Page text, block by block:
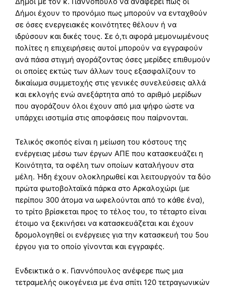
Δήμοι έχουν το προνόμιο πως μπορούν να ενταχθούν
σε όσες ενεργειακές κοινότητες θέλουν ή να
ιδρύσουν και δικές τους. Σε ό,τι αφορά μεμονωμένους
πολίτες η επιχειρήσεις αυτοί μπορούν να εγγραφούν
ανά πάσα στιγμή αγοράζοντας όσες μερίδες επιθυμούν
οι οποίες εκτώς των άλλων τους εξασφαλίζουν το
δικαίωμα συμμετοχής στις γενικές συνελεύσεις αλλά
και εκλογής ενώ ανεξάρτητα από το αριθμό μερίδων
που αγοράζουν όλοι έχουν από μια ψήφο ώστε να
υπάρχει ισοτιμία στις αποφάσεις που παίρνονται.
Τελικός σκοπός είναι η μείωση του κόστους της
ενέργειας μέσω των έργων ΑΠΕ που κατασκευάζει η
Κοινότητα, τα οφέλη των οποίων καταλήγουν στα
μέλη. Ήδη έχουν ολοκληρωθεί και λειτουργούν τα δύο
πρώτα φωτοβολταϊκά πάρκα στο Αρκαλοχώρι (με
περίπου 300 άτομα να ωφελούνται από το κάθε ένα),
το τρίτο βρίσκεται προς το τέλος του, το τέταρτο είναι
έτοιμο να ξεκινήσει να κατασκευάζεται και έχουν
δρομολογηθεί οι ενέργειες για την κατασκευή του 5ου
έργου για το οποίο γίνονται και εγγραφές.
Ενδεικτικά ο κ. Γιαννόπουλος ανέφερε πως μια
τετραμελής οικογένεια με ένα σπίτι 120 τετραγωνικών